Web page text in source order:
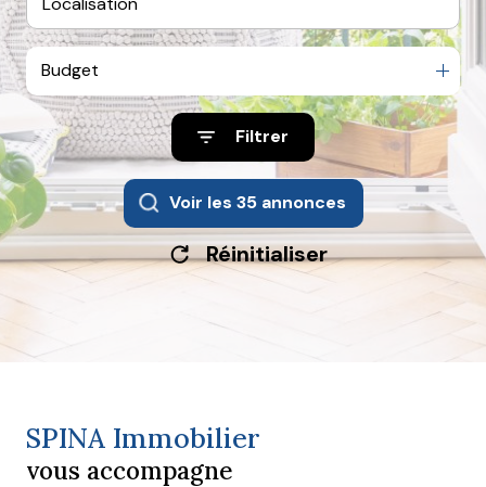
Budget
Filtrer
Voir les 35annonces
Réinitialiser
SPINA Immobilier
vous accompagne